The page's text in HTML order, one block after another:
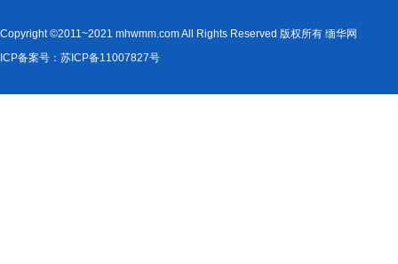
Copyright ©2011~2021 mhwmm.com All Rights Reserved 版权所有 缅华网
ICP备案号：苏ICP备11007827号